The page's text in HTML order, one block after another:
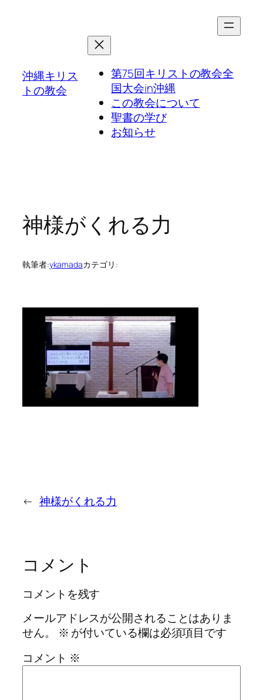
沖縄キリス
トの教会
第75回キリストの教会全
国大会in沖縄
この教会について
聖書の学び
お知らせ
神様がくれる力
執筆者:ykamadaカテゴリ:
← 神様がくれる力
コメント
コメントを残す
メールアドレスが公開されることはありま
せん。
※ が付いている欄は必須項目です
コメント ※